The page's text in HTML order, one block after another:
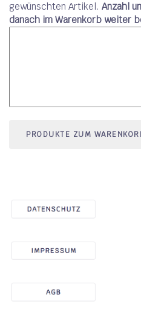
gewünschten Artikel. Anzahl
danach im Warenkorb weiter
PRODUKTE ZUM